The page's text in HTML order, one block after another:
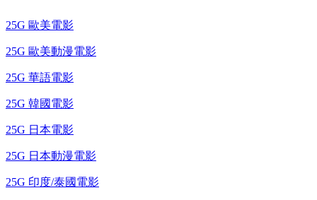
25G 歐美電影
25G 歐美動漫電影
25G 華語電影
25G 韓國電影
25G 日本電影
25G 日本動漫電影
25G 印度/泰國電影